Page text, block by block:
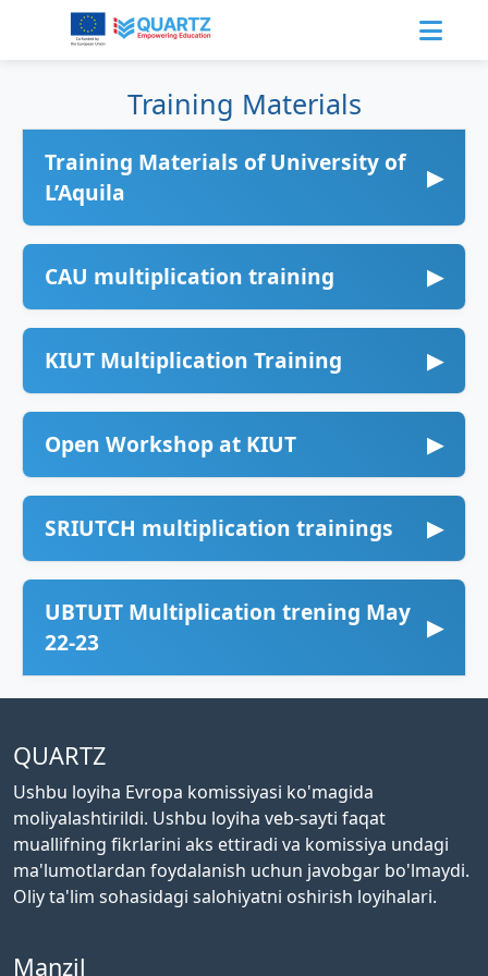
Training Materials
Training Materials of University of
L’Aquila
▶
CAU multiplication training ▶
KIUT Multiplication Training ▶
Open Workshop at KIUT ▶
SRIUTCH multiplication trainings ▶
UBTUIT Multiplication trening May
22-23
▶
QUARTZ
Ushbu loyiha Evropa komissiyasi ko'magida
moliyalashtirildi. Ushbu loyiha veb-sayti faqat
muallifning fikrlarini aks ettiradi va komissiya undagi
ma'lumotlardan foydalanish uchun javobgar bo'lmaydi.
Oliy ta'lim sohasidagi salohiyatni oshirish loyihalari.
Manzil